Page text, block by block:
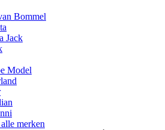
Bommel
Jack
Model
merken